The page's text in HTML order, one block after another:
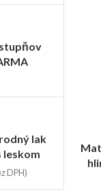
lak
leskom
DPH)